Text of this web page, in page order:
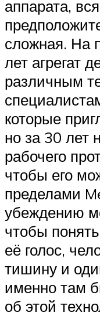
аппарата,
сложная. На
лет агрегат
различным
которые
но за 30 лет
рабочего
чтобы его
пределами
убеждению
чтобы
её голос,
тишину и
именно там
об этой